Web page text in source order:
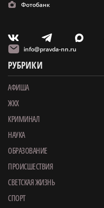
Фотобанк
V T X
info@pravda-nn.ru
РУБРИКИ
АФИША
ЖКХ
КРИМИНАЛ
НАУКА
ОБРАЗОВАНИЕ
ПРОИСШЕСТВИЯ
СВЕТСКАЯ ЖИЗНЬ
СПОРТ